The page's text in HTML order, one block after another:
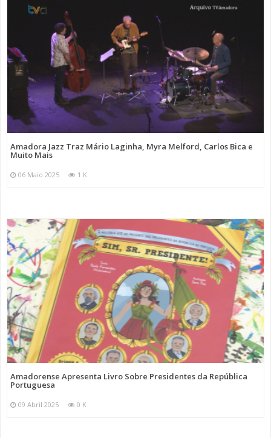
Amadora Jazz Traz Mário Laginha, Myra Melford, Carlos Bica e
Muito Mais
06 Maio 2025 1 K
Amadorense Apresenta Livro Sobre Presidentes da República
Portuguesa
09 Abril 2025 0 K